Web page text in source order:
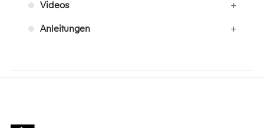
Videos
Anleitungen